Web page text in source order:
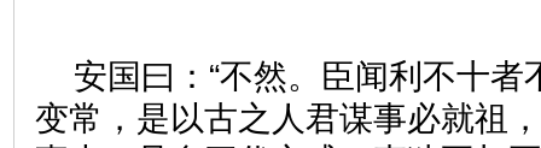
安国曰：“不然。臣闻利不十
变常，是以古之人君谋事必就祖